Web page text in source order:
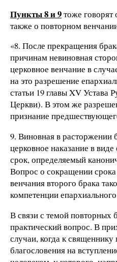
Пункты 8 и 9тоже говорят
также о повторном
«8. После прекращения
причинам невиновная
церковное венчание в
на это разрешение
статьи 19 главы XV Устава
Церкви). В этом же
признание
9. Виновная в расторжении
церковное наказание в
срок, определяемый
Вопрос о сокращении
венчания второго брака
компетенции
В связи с темой повторных
практический вопрос. В
случаи, когда к
благословения на